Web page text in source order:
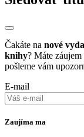
Čakáte na nové
knihy? Máte záujem
pošleme vám
E-mail
Zaujíma ma